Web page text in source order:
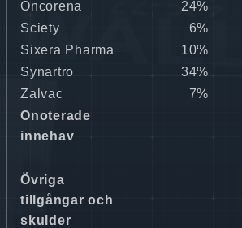
Oncorena
24%
Sciety
6%
Sixera Pharma
10%
Synartro
34%
Zalvac
7%
Onoterade
innehav
Övriga
tillgångar och
skulder